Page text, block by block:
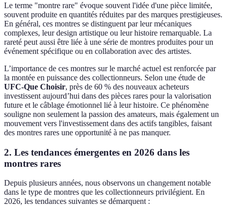
Le terme "montre rare" évoque souvent l'idée d'une pièce limitée,
souvent produite en quantités réduites par des marques prestigieuses.
En général, ces montres se distinguent par leur mécaniques
complexes, leur design artistique ou leur histoire remarquable. La
rareté peut aussi être liée à une série de montres produites pour un
événement spécifique ou en collaboration avec des artistes.
L’importance de ces montres sur le marché actuel est renforcée par
la montée en puissance des collectionneurs. Selon une étude de
UFC-Que Choisir, près de 60 % des nouveaux acheteurs
investissent aujourd’hui dans des pièces rares pour la valorisation
future et le câblage émotionnel lié à leur histoire. Ce phénomène
souligne non seulement la passion des amateurs, mais également un
mouvement vers l'investissement dans des actifs tangibles, faisant
des montres rares une opportunité à ne pas manquer.
2. Les tendances émergentes en 2026 dans les
montres rares
Depuis plusieurs années, nous observons un changement notable
dans le type de montres que les collectionneurs privilégient. En
2026, les tendances suivantes se démarquent :